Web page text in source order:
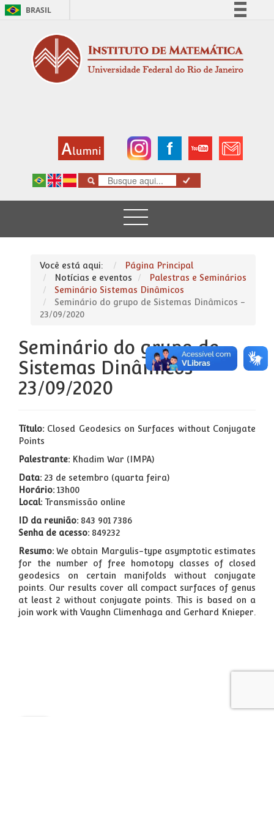
BRASIL
Comunica BR
Participe
Você está aqui:
Página Principal
Notícias e eventos
Palestras e Seminários
Seminário Sistemas Dinâmicos
Seminário do grupo de Sistemas Dinâmicos -
23/09/2020
Seminário do grupo de
Sistemas Dinâmicos -
23/09/2020
Título: Closed Geodesics on Surfaces without Conjugate
Points
Palestrante: Khadim War (IMPA)
Data: 23 de setembro (quarta feira)
Horário: 13h00
Local: Transmissão online
ID da reunião: 843 901 7386
Senha de acesso: 849232
Resumo: We obtain Margulis-type asymptotic estimates
for the number of free homotopy classes of closed
geodesics on certain manifolds without conjugate
points. Our results cover all compact surfaces of genus
at least 2 without conjugate points. This is based on a
join work with Vaughn Climenhaga and Gerhard Knieper.